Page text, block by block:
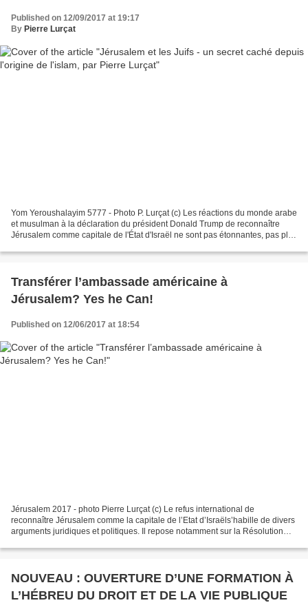
Published on 12/09/2017 at 19:17
By Pierre Lurçat
Yom Yeroushalayim 5777 - Photo P. Lurçat (c) Les réactions du monde arabe
et musulman à la déclaration du président Donald Trump de reconnaître
Jérusalem comme capitale de l'État d'Israël ne sont pas étonnantes, pas plus
Transférer l’ambassade américaine à
Jérusalem? Yes he Can!
Published on 12/06/2017 at 18:54
Jérusalem 2017 - photo Pierre Lurçat (c) Le refus international de
reconnaître Jérusalem comme la capitale de l’Etat d’Israëls’habille de divers
arguments juridiques et politiques. Il repose notamment sur la Résolution
NOUVEAU : OUVERTURE D’UNE FORMATION À
L’HÉBREU DU DROIT ET DE LA VIE PUBLIQUE